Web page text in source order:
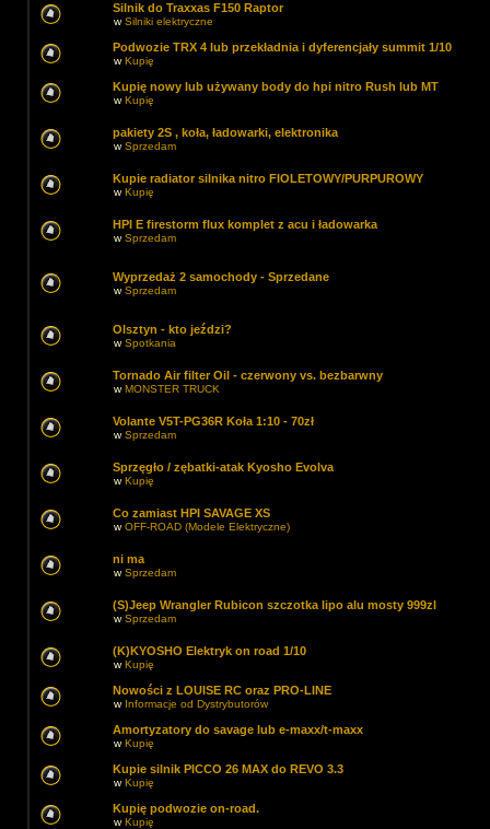
Silnik do Traxxas F150 Raptor
wSilniki elektryczne
Podwozie TRX 4 lub przekładnia i dyferencjały summit 1/10
wKupię
Kupię nowy lub używany body do hpi nitro Rush lub MT
wKupię
pakiety 2S , koła, ładowarki, elektronika
wSprzedam
Kupie radiator silnika nitro FIOLETOWY/PURPUROWY
wKupię
HPI E firestorm flux komplet z acu i ładowarka
wSprzedam
Wyprzedaż 2 samochody - Sprzedane
wSprzedam
Olsztyn - kto jeździ?
wSpotkania
Tornado Air filter Oil - czerwony vs. bezbarwny
wMONSTER TRUCK
Volante V5T-PG36R Koła 1:10 - 70zł
wSprzedam
Sprzęgło / zębatki-atak Kyosho Evolva
wKupię
Co zamiast HPI SAVAGE XS
wOFF-ROAD (Modele Elektryczne)
ni ma
wSprzedam
(S)Jeep Wrangler Rubicon szczotka lipo alu mosty 999zl
wSprzedam
(K)KYOSHO Elektryk on road 1/10
wKupię
Nowości z LOUISE RC oraz PRO-LINE
w Informacje od Dystrybutorów
Amortyzatory do savage lub e-maxx/t-maxx
wKupię
Kupie silnik PICCO 26 MAX do REVO 3.3
wKupię
Kupię podwozie on-road.
wKupię